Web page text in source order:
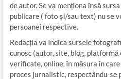
de autor. Se va menționa însă
publicare ( foto și/sau text) nu se
persoanei respective.
Redacția va indica sursele
cunosc (autor, site, blog,
verificate, online, în măsura în
proces jurnalistic, respectându-